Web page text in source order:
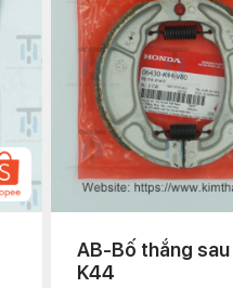
AB-Bố thắng sau
K44